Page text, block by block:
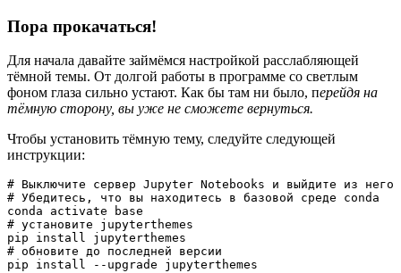
Пора прокачаться!
Для начала давайте займёмся настройкой расслабляющей
тёмной темы. От долгой работы в программе со светлым
фоном глаза сильно устают. Как бы там ни было, перейдя на
тёмную сторону, вы уже не сможете вернуться.
Чтобы установить тёмную тему, следуйте следующей
инструкции:
# Выключите сервер Jupyter Notebooks и выйдите из него
# Убедитесь, что вы находитесь в базовой среде conda
conda activate base
# установите jupyterthemes
pip install jupyterthemes
# обновите до последней версии
pip install --upgrade jupyterthemes